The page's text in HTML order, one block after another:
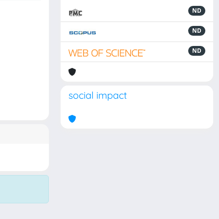
ND
ND
ND
social impact